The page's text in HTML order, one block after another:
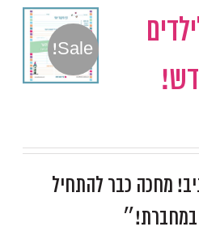
Sale!
מחכה כבר להתחיל